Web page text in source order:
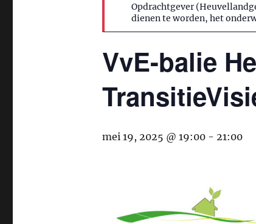
Opdrachtgever
dienen te worden, het
VvE-balie
mei 19, 2025 @ 19:00 - 21:00